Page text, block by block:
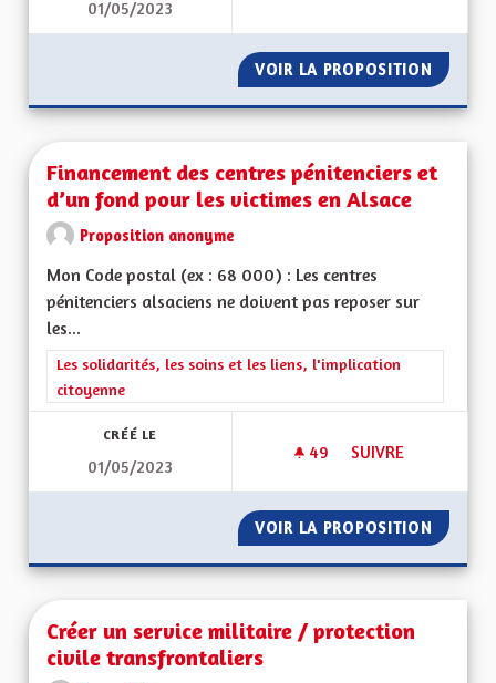
01/05/2023
VOIR LA PROPOSITION UNE
Financement des centres pénitenciers et
d’un fond pour les victimes en Alsace
Proposition anonyme
Mon Code postal (ex : 68 000) : Les centres
pénitenciers alsaciens ne doivent pas reposer sur
les...
Filtrer les résultats de la catégorie : Les solidarités, les soins
Les solidarités, les soins et les liens, l'implication
citoyenne
CRÉÉ LE
01/05/2023
49 49 ABONNÉS
SUIVRE
VOIR LA PROPOSITION
Créer un service militaire / protection
civile transfrontaliers